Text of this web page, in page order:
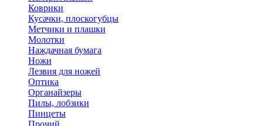
Коврики
Кусачки, плоскогубцы
Метчики и плашки
Молотки
Наждачная бумага
Ножи
Лезвия для ножей
Оптика
Органайзеры
Пилы, лобзики
Пинцеты
Прочий